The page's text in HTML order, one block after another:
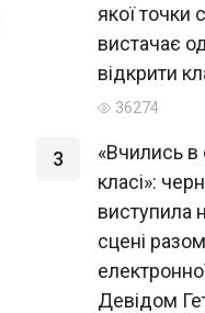
якої точки
вистачає
відкрити
36274
3
«Вчились
класі»:
виступила
сцені
Девідом